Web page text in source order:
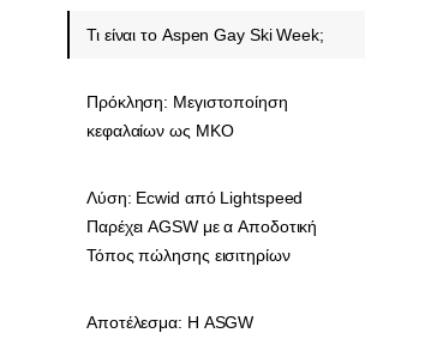
Τι είναι το Aspen Gay Ski Week;
Πρόκληση: Μεγιστοποίηση
κεφαλαίων ως ΜΚΟ
Λύση: Ecwid από Lightspeed
Παρέχει AGSW με α Αποδοτική
Τόπος πώλησης εισιτηρίων
Αποτέλεσμα: Η ASGW